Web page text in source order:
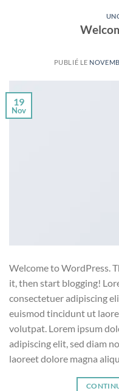
PUBLIÉ LE
19
Nov
Welcome to WordPress.
it, then start blogging!
consectetuer adipiscing
euismod tincidunt ut
volutpat. Lorem ipsum
adipiscing elit, sed diam
laoreet dolore magna